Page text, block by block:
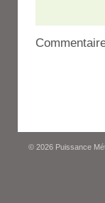
© 2026 Puissance